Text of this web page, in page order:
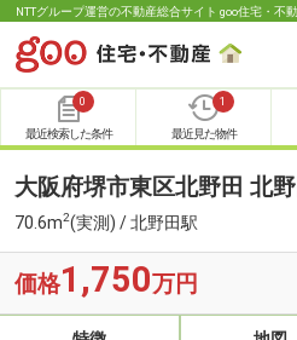
NTTグループ運営の不動産総合サイト goo住宅・不
0
最近検索した条件
1
最近見た物件
大阪府堺市東区北野田 北
70.6m2(実測) / 北野田駅
価格1,750万円